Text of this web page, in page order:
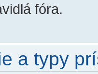
fóra.
a typy